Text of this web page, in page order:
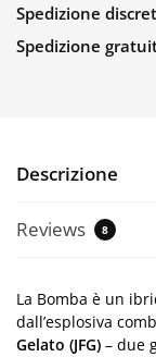
Spedizione
Spedizione
Descrizione
Reviews 8
La Bomba è un
dall’esplosiva
Gelato (JFG) – due